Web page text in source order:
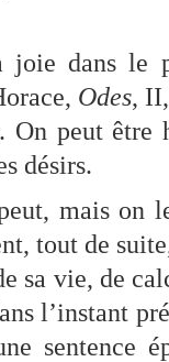
joie dans le
Odes,
On peut être
désirs.
mais on
tout de
sa vie, de
l’instant
sentence